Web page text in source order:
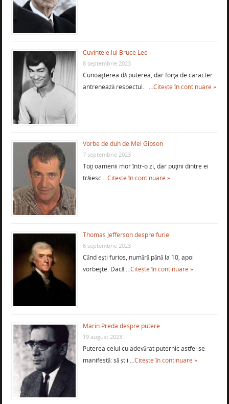
Cuvintele lui Bruce Lee
8 septembrie 2023
Cunoaşterea dă puterea, dar forţa de caracter
antrenează respectul. …Citește în continuare »
Vorbe de duh de Mel Gibson
7 septembrie 2023
Toţi oamenii mor într-o zi, dar puţini dintre ei
trăiesc …Citește în continuare »
Thomas Jefferson despre furie
6 septembrie 2023
Când eşti furios, numără până la 10, apoi
vorbeşte. Dacă …Citește în continuare »
Marin Preda despre putere
19 august 2023
Puterea celui cu adevărat puternic astfel se
manifestă: să știi …Citește în continuare »